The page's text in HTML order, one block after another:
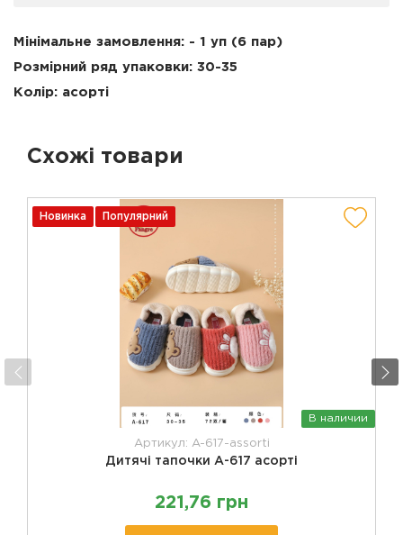
Мінімальне замовлення: - 1 уп (6 пар)
Розмірний ряд упаковки: 30-35
Колір: асорті
Схожі товари
Новинка Популярний
В наличии
Артикул: A-617-assorti
Дитячі тапочки А-617 асорті
221,76 грн